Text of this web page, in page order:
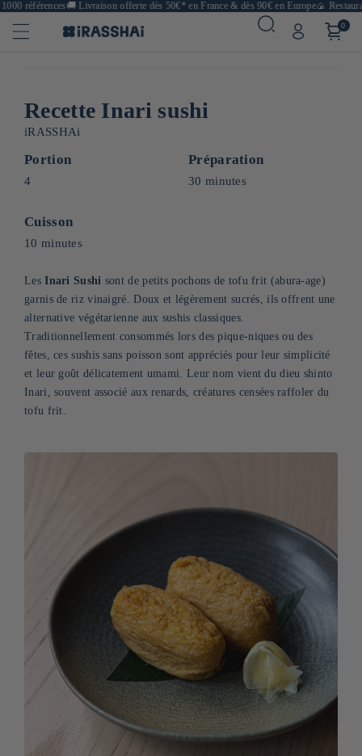
références🚚Livraison offerte dès 50€* en France & dès 90€ en Europe🍙
0
Recette Inari sushi
iRASSHAi
Portion
4
Préparation
30 minutes
Cuisson
10 minutes
LesInari Sushi sont de petits pochons de tofu frit (abura-age)
garnis de riz vinaigré. Doux et légèrement sucrés, ils offrent une
alternative végétarienne aux sushis classiques.
Traditionnellement consommés lors des pique-niques ou des
fêtes, ces sushis sans poisson sont appréciés pour leur simplicité
et leur goût délicatement umami. Leur nom vient du dieu shinto
Inari, souvent associé aux renards, créatures censées raffoler du
tofu frit.